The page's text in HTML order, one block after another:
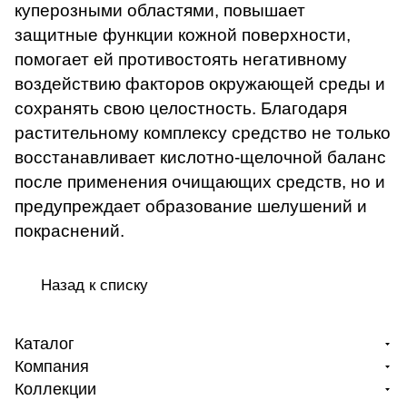
куперозными областями, повышает
защитные функции кожной поверхности,
помогает ей противостоять негативному
воздействию факторов окружающей среды и
сохранять свою целостность. Благодаря
растительному комплексу средство не только
восстанавливает кислотно-щелочной баланс
после применения очищающих средств, но и
предупреждает образование шелушений и
покраснений.
Назад к списку
Каталог
Компания
Коллекции